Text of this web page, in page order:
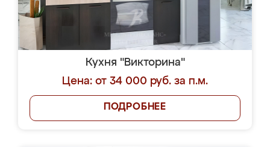
Кухня "Викторина"
Цена: от 34 000 руб. за п.м.
ПОДРОБНЕЕ